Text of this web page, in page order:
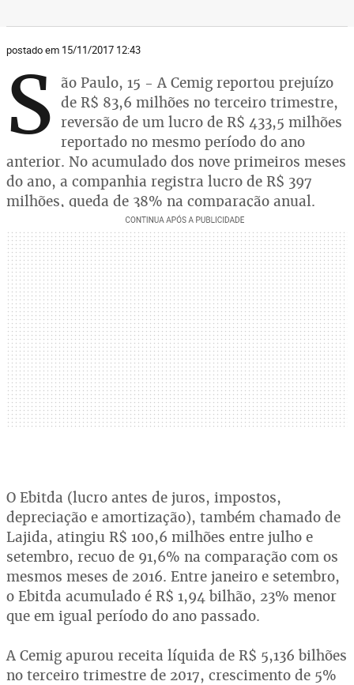
postado em 15/11/2017 12:43
S ão Paulo, 15 - A Cemig reportou prejuízo
de R$ 83,6 milhões no terceiro trimestre,
reversão de um lucro de R$ 433,5 milhões
reportado no mesmo período do ano
anterior. No acumulado dos nove primeiros meses
do ano, a companhia registra lucro de R$ 397
milhões, queda de 38% na comparação anual.
O Ebitda (lucro antes de juros, impostos,
depreciação e amortização), também chamado de
Lajida, atingiu R$ 100,6 milhões entre julho e
setembro, recuo de 91,6% na comparação com os
mesmos meses de 2016. Entre janeiro e setembro,
o Ebitda acumulado é R$ 1,94 bilhão, 23% menor
que em igual período do ano passado.
A Cemig apurou receita líquida de R$ 5,136 bilhões
no terceiro trimestre de 2017, crescimento de 5%